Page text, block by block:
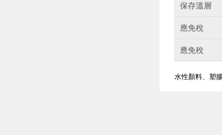
保存溫層
應免稅
應免稅
水性顏料、塑